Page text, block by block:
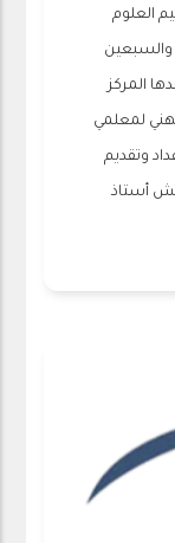
العلوم
والسبعين
المركز
لمعلمي
وتقديم
أستاذ